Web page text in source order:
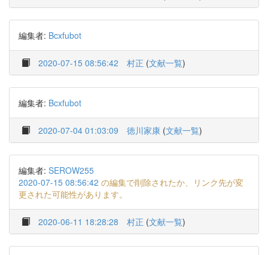
編集者: Bcxfubot
2020-07-15 08:56:42 村正 (文献一覧)
編集者: Bcxfubot
2020-07-04 01:03:09 徳川家康 (文献一覧)
編集者: SEROW255
2020-07-15 08:56:42 の編集で削除されたか、リンク先が変
更された可能性があります。
2020-06-11 18:28:28 村正 (文献一覧)